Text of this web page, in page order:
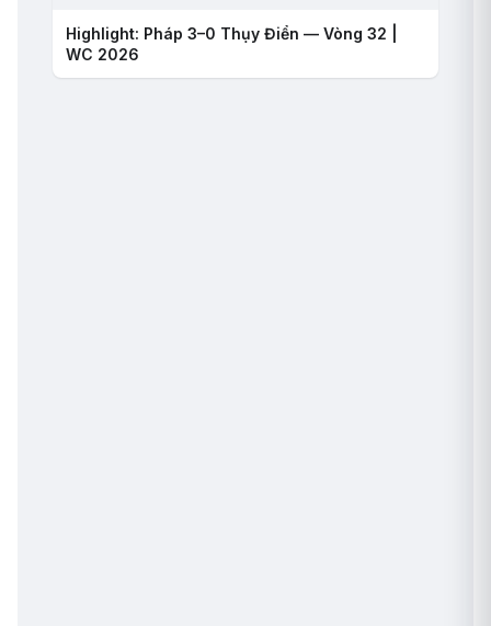
Highlight: Pháp 3–0 Thụy Điển — Vòng 32 |
WC 2026